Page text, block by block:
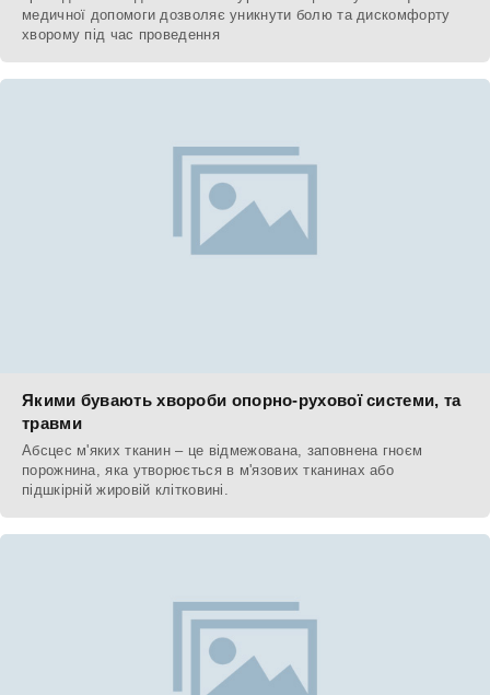
медичної допомоги дозволяє уникнути болю та дискомфорту
хворому під час проведення
Якими бувають хвороби опорно-рухової системи, та
травми
Абсцес м'яких тканин – це відмежована, заповнена гноєм
порожнина, яка утворюється в м'язових тканинах або
підшкірній жировій клітковині.